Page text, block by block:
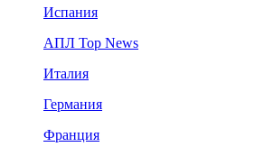
Испания
АПЛ Top News
Италия
Германия
Франция